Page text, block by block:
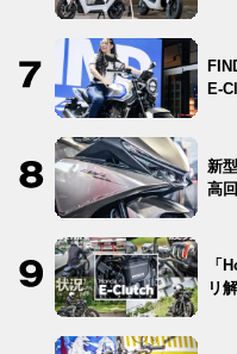
E-
新
高
「
リ